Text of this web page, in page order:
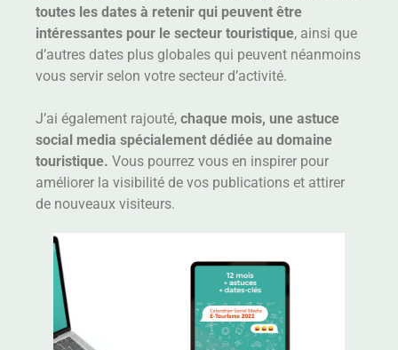
toutes les dates à retenir qui peuvent être
intéressantes pour le secteur touristique, ainsi que
d’autres dates plus globales qui peuvent néanmoins
vous servir selon votre secteur d’activité.
J’ai également rajouté, chaque mois, une astuce
social media spécialement dédiée au domaine
touristique. Vous pourrez vous en inspirer pour
améliorer la visibilité de vos publications et attirer
de nouveaux visiteurs.